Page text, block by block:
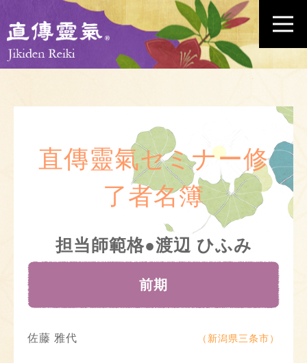
直傳靈氣セミナー修
了者名簿
担当師範格●渡辺 ひふみ
前期
佐藤 雅代 （新潟県三条市）